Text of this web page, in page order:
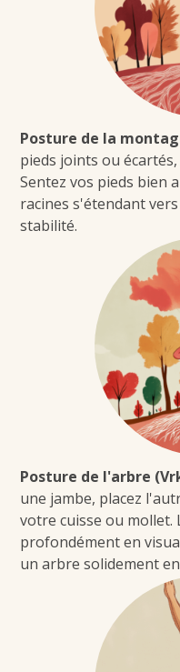
Posture de la
pieds joints ou
Sentez vos pieds bien
racines s'étendant
stabilité.
Posture de l'arbre
une jambe, placez
votre cuisse ou mollet.
profondément en
un arbre solidement